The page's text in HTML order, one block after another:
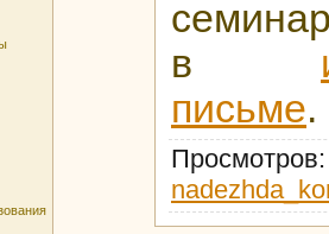
в
письме.
Просмотров